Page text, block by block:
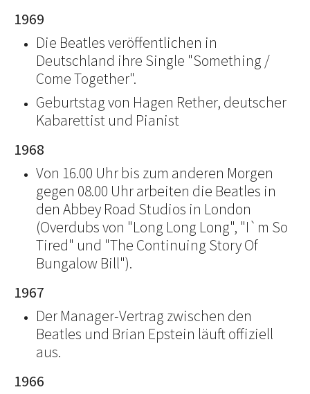
1969
Die Beatles veröffentlichen in
Deutschland ihre Single "Something /
Come Together".
Geburtstag von Hagen Rether, deutscher
Kabarettist und Pianist
1968
Von 16.00 Uhr bis zum anderen Morgen
gegen 08.00 Uhr arbeiten die Beatles in
den Abbey Road Studios in London
(Overdubs von "Long Long Long", "I`m So
Tired" und "The Continuing Story Of
Bungalow Bill").
1967
Der Manager-Vertrag zwischen den
Beatles und Brian Epstein läuft offiziell
aus.
1966